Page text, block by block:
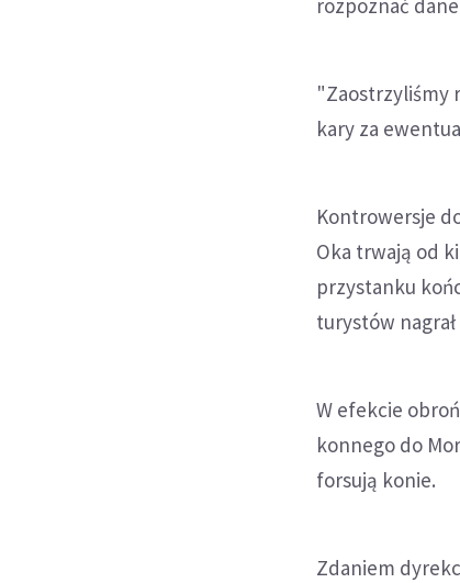
rozpoznać
"Zaostrzyliśmy
kary za
Kontrowersje
Oka trwają od
przystanku
turystów
W efekcie
konnego do
forsują konie.
Zdaniem